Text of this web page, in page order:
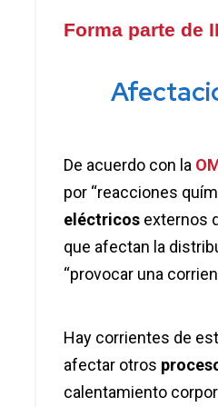
Forma parte de
De acuerdo con la
por “reacciones
eléctricosexternos
que afectan la
“provocar una
Hay corrientes de
afectar otros
calentamiento